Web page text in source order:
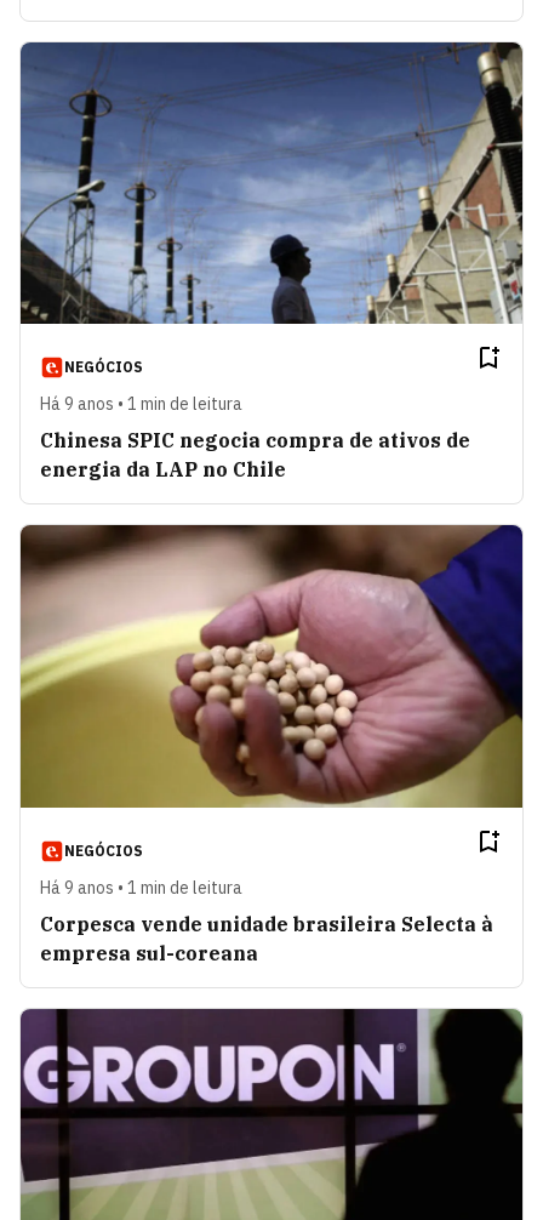
NEGÓCIOS
Há 9 anos • 1 min de leitura
Chinesa SPIC negocia compra de ativos de
energia da LAP no Chile
NEGÓCIOS
Há 9 anos • 1 min de leitura
Corpesca vende unidade brasileira Selecta à
empresa sul-coreana